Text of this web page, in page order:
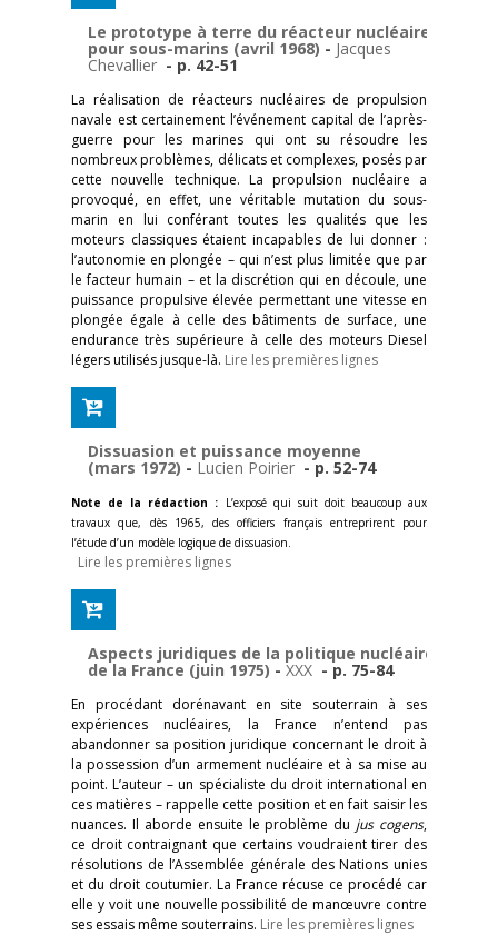
Le prototype à terre du réacteur nucléaire
pour sous-marins (avril 1968) - Jacques
Chevallier - p. 42-51
La réalisation de réacteurs nucléaires de propulsion
navale est certainement l’événement capital de l’après-
guerre pour les marines qui ont su résoudre les
nombreux problèmes, délicats et complexes, posés par
cette nouvelle technique. La propulsion nucléaire a
provoqué, en effet, une véritable mutation du sous-
marin en lui conférant toutes les qualités que les
moteurs classiques étaient incapables de lui donner :
l’autonomie en plongée – qui n’est plus limitée que par
le facteur humain – et la discrétion qui en découle, une
puissance propulsive élevée permettant une vitesse en
plongée égale à celle des bâtiments de surface, une
endurance très supérieure à celle des moteurs Diesel
légers utilisés jusque-là. Lire les premières lignes
Dissuasion et puissance moyenne
(mars 1972) - Lucien Poirier - p. 52-74
Note de la rédaction : L’exposé qui suit doit beaucoup aux
travaux que, dès 1965, des officiers français entreprirent pour
l’étude d’un modèle logique de dissuasion.
Lire les premières lignes
Aspects juridiques de la politique nucléaire
de la France (juin 1975) - XXX - p. 75-84
En procédant dorénavant en site souterrain à ses
expériences nucléaires, la France n’entend pas
abandonner sa position juridique concernant le droit à
la possession d’un armement nucléaire et à sa mise au
point. L’auteur – un spécialiste du droit international en
ces matières – rappelle cette position et en fait saisir les
nuances. Il aborde ensuite le problème du jus cogens,
ce droit contraignant que certains voudraient tirer des
résolutions de l’Assemblée générale des Nations unies
et du droit coutumier. La France récuse ce procédé car
elle y voit une nouvelle possibilité de manœuvre contre
ses essais même souterrains. Lire les premières lignes